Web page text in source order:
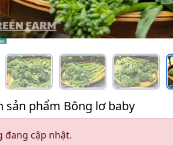
sản phẩm Bông lơ baby
đang cập nhật.